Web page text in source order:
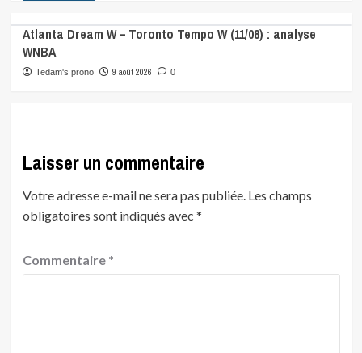
Atlanta Dream W – Toronto Tempo W (11/08) : analyse
WNBA
Tedam's prono 9 août 2026 0
Laisser un commentaire
Votre adresse e-mail ne sera pas publiée. Les champs
obligatoires sont indiqués avec *
Commentaire *